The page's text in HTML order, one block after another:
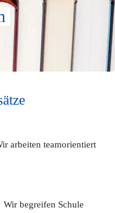
arbeiten teamorientiert
Wir begreifen Schule